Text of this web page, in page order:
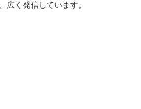
広く発信しています。